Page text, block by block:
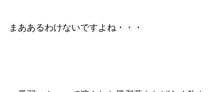
まああるわけないですよね・・・